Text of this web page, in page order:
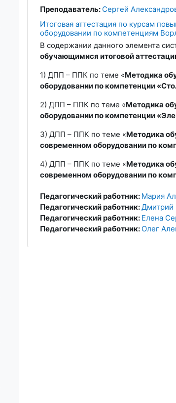
Преподаватель: Сергей
Итоговая аттестация по курсам
оборудовании по компетенциям
В содержании данного элемента
обучающимися итоговой
1) ДПП – ППК по теме «Методика
оборудовании по компетенции
2) ДПП – ППК по теме «Методика
оборудовании по компетенции
3) ДПП – ППК по теме «Методика
современном оборудовании по
4) ДПП – ППК по теме «Методика
современном оборудовании по
Педагогический работник: Мария
Педагогический работник:Дмитрий
Педагогический работник: Елена
Педагогический работник: Олег